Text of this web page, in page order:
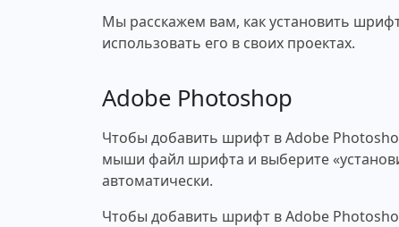
Мы расскажем вам, как установить
использовать его в своих проектах.
Adobe Photoshop
Чтобы добавить шрифт в Adobe
мыши файл шрифта и выберите
автоматически.
Чтобы добавить шрифт в Adobe